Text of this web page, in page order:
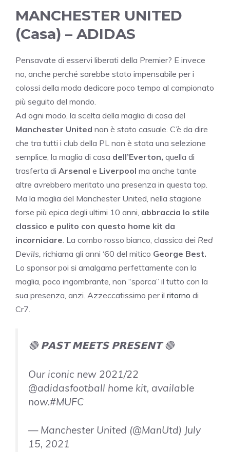
MANCHESTER UNITED
(Casa) – ADIDAS
Pensavate di esservi liberati della Premier? E invece
no, anche perché sarebbe stato impensabile per i
colossi della moda dedicare poco tempo al campionato
più seguito del mondo.
Ad ogni modo, la scelta della maglia di casa del
Manchester United non è stato casuale. C’è da dire
che tra tutti i club della PL non è stata una selezione
semplice, la maglia di casa dell’Everton, quella di
trasferta di Arsenal e Liverpool ma anche tante
altre avrebbero meritato una presenza in questa top.
Ma la maglia del Manchester United, nella stagione
forse più epica degli ultimi 10 anni, abbraccia lo stile
classico e pulito con questo home kit da
incorniciare . La combo rosso bianco, classica dei Red
Devils, richiama gli anni ‘60 del mitico George Best.
Lo sponsor poi si amalgama perfettamente con la
maglia, poco ingombrante, non “sporca” il tutto con la
sua presenza, anzi. Azzeccatissimo per il ritorno di
Cr7.
🔴 𝗣𝗔𝗦𝗧 𝗠𝗘𝗘𝗧𝗦 𝗣𝗥𝗘𝗦𝗘𝗡𝗧 🔴
Our iconic new 2021/22
@adidasfootball home kit, available
now.#MUFC
— Manchester United (@ManUtd) July
15, 2021